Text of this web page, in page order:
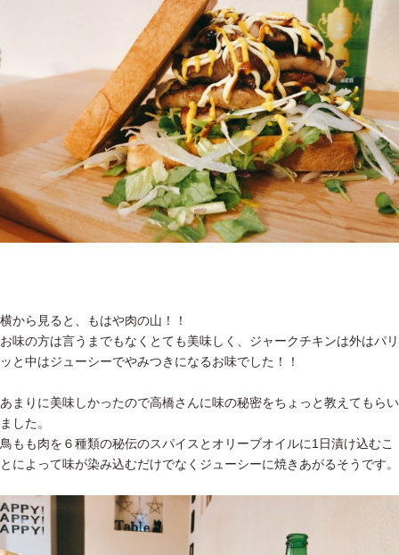
横から見ると、もはや肉の山！！
お味の方は言うまでもなくとても美味しく、ジャークチキンは外はパリ
ッと中はジューシーでやみつきになるお味でした！！
あまりに美味しかったので高橋さんに味の秘密をちょっと教えてもらい
ました。
鳥もも肉を６種類の秘伝のスパイスとオリーブオイルに1日漬け込むこ
とによって味が染み込むだけでなくジューシーに焼きあがるそうです。